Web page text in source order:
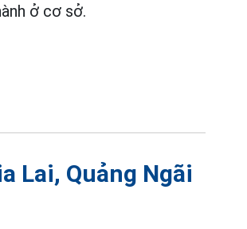
ở cơ sở.
Lai, Quảng Ngãi